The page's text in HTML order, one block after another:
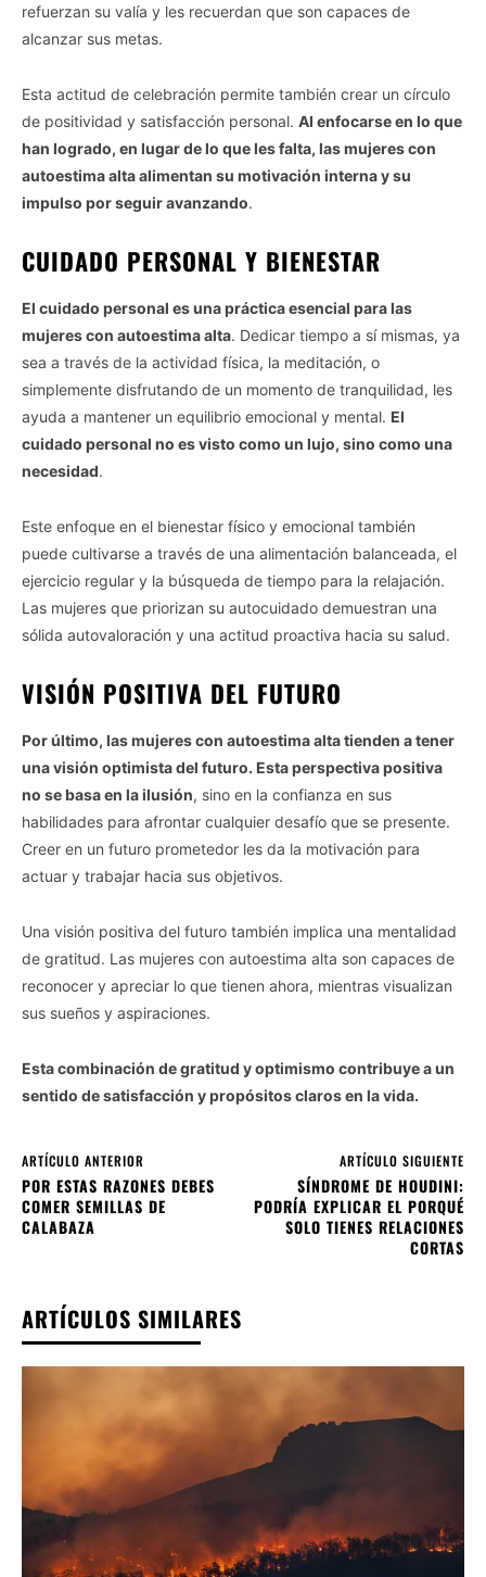
refuerzan su valía y les recuerdan que son capaces de
alcanzar sus metas.
Esta actitud de celebración permite también crear un círculo
de positividad y satisfacción personal. Al enfocarse en lo que
han logrado, en lugar de lo que les falta, las mujeres con
autoestima alta alimentan su motivación interna y su
impulso por seguir avanzando.
CUIDADO PERSONAL Y BIENESTAR
El cuidado personal es una práctica esencial para las
mujeres con autoestima alta. Dedicar tiempo a sí mismas, ya
sea a través de la actividad física, la meditación, o
simplemente disfrutando de un momento de tranquilidad, les
ayuda a mantener un equilibrio emocional y mental. El
cuidado personal no es visto como un lujo, sino como una
necesidad.
Este enfoque en el bienestar físico y emocional también
puede cultivarse a través de una alimentación balanceada, el
ejercicio regular y la búsqueda de tiempo para la relajación.
Las mujeres que priorizan su autocuidado demuestran una
sólida autovaloración y una actitud proactiva hacia su salud.
VISIÓN POSITIVA DEL FUTURO
Por último, las mujeres con autoestima alta tienden a tener
una visión optimista del futuro. Esta perspectiva positiva
no se basa en la ilusión, sino en la confianza en sus
habilidades para afrontar cualquier desafío que se presente.
Creer en un futuro prometedor les da la motivación para
actuar y trabajar hacia sus objetivos.
Una visión positiva del futuro también implica una mentalidad
de gratitud. Las mujeres con autoestima alta son capaces de
reconocer y apreciar lo que tienen ahora, mientras visualizan
sus sueños y aspiraciones.
Esta combinación de gratitud y optimismo contribuye a un
sentido de satisfacción y propósitos claros en la vida.
ARTÍCULO ANTERIOR
POR ESTAS RAZONES DEBES
COMER SEMILLAS DE
CALABAZA
ARTÍCULO SIGUIENTE
SÍNDROME DE HOUDINI:
PODRÍA EXPLICAR EL PORQUÉ
SOLO TIENES RELACIONES
CORTAS
ARTÍCULOS SIMILARES